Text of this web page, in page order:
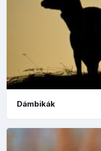
Dámbikák